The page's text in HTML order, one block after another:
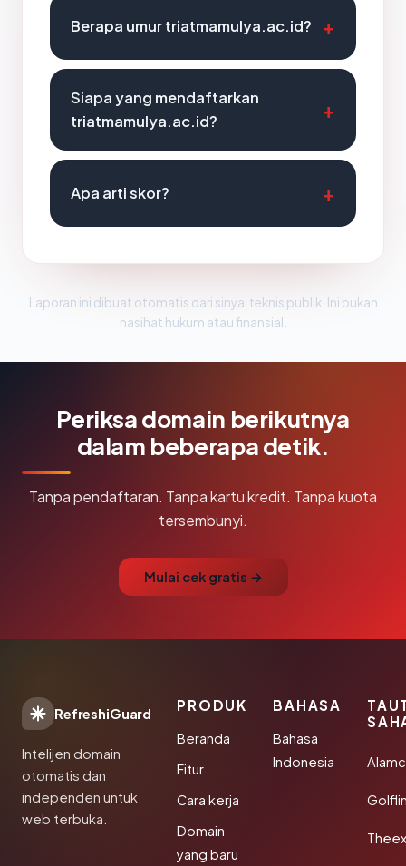
Berapa umur triatmamulya.ac.id?
Siapa yang mendaftarkan
triatmamulya.ac.id?
Apa arti skor?
Laporan ini dibuat otomatis dari sinyal teknis publik. Ini bukan
nasihat hukum atau finansial.
Periksa domain berikutnya
dalam beberapa detik.
Tanpa pendaftaran. Tanpa kartu kredit. Tanpa kuota
tersembunyi.
Mulai cek gratis →
RefreshiGuard
Intelijen domain
otomatis dan
independen untuk
web terbuka.
PRODUK
Beranda
Fitur
Cara kerja
Domain
yang baru
BAHASA
Bahasa
Indonesia